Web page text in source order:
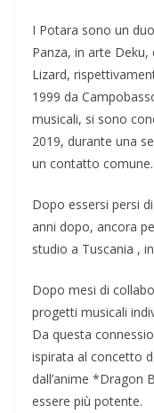
I Potara sono un
Panza, in arte
Lizard,
1999 da
musicali, si sono
2019, durante una
un contatto comune.
Dopo essersi persi
anni dopo, ancora
studio a Tuscania ,
Dopo mesi di
progetti musicali
Da questa
ispirata al concetto
dall’anime *Dragon
essere più potente.